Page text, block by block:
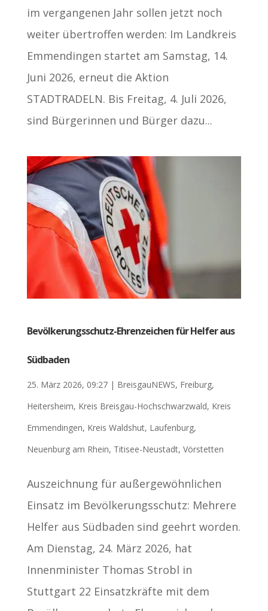
im vergangenen Jahr sollen jetzt noch
weiter übertroffen werden: Im Landkreis
Emmendingen startet am Samstag, 14.
Juni 2026, erneut die Aktion
STADTRADELN. Bis Freitag, 4. Juli 2026,
sind Bürgerinnen und Bürger dazu...
Bevölkerungsschutz-Ehrenzeichen für Helfer aus
Südbaden
25. März 2026, 09:27| BreisgauNEWS, Freiburg,
Heitersheim, Kreis Breisgau-Hochschwarzwald, Kreis
Emmendingen, Kreis Waldshut, Laufenburg,
Neuenburg am Rhein, Titisee-Neustadt, Vörstetten
Auszeichnung für außergewöhnlichen
Einsatz im Bevölkerungsschutz: Mehrere
Helfer aus Südbaden sind geehrt worden.
Am Dienstag, 24. März 2026, hat
Innenminister Thomas Strobl in
Stuttgart 22 Einsatzkräfte mit dem